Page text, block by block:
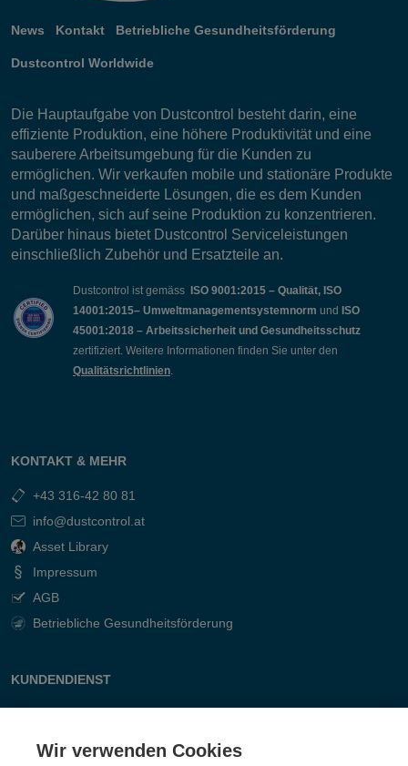
News Kontakt Betriebliche Gesundheitsförderung
Dustcontrol Worldwide
Die Hauptaufgabe von Dustcontrol besteht darin, eine
effiziente Produktion, eine höhere Produktivität und eine
sauberere Arbeitsumgebung für die Kunden zu
ermöglichen. Wir verkaufen mobile und stationäre Produkte
und maßgeschneiderte Lösungen, die es dem Kunden
ermöglichen, sich auf seine Produktion zu konzentrieren.
Darüber hinaus bietet Dustcontrol Serviceleistungen
einschließlich Zubehör und Ersatzteile an.
Dustcontrol ist gemäss
ISO 9001:2015 – Qualität, ISO
14001:2015– Umweltmanagementsystemnorm und ISO
45001:2018 – Arbeitssicherheit und Gesundheitsschutz
zertifiziert. Weitere Informationen finden Sie unter den
Qualitätsrichtlinien.
KONTAKT & MEHR
+43 316-42 80 81
info@dustcontrol.at
Asset Library
Impressum
AGB
Betriebliche Gesundheitsförderung
KUNDENDIENST
Wir verwenden Cookies